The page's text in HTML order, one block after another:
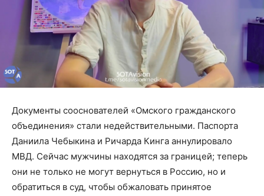
Документы сооснователей «Омского гражданского
объединения» стали недействительными. Паспорта
Даниила Чебыкина и Ричарда Кинга аннулировало
МВД. Сейчас мужчины находятся за границей; теперь
они не только не могут вернуться в Россию, но и
обратиться в суд, чтобы обжаловать принятое